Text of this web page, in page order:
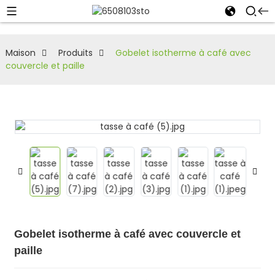
Maison Produits
Gobelet isotherme à café avec
couvercle et paille
Gobelet isotherme à café avec couvercle et
paille